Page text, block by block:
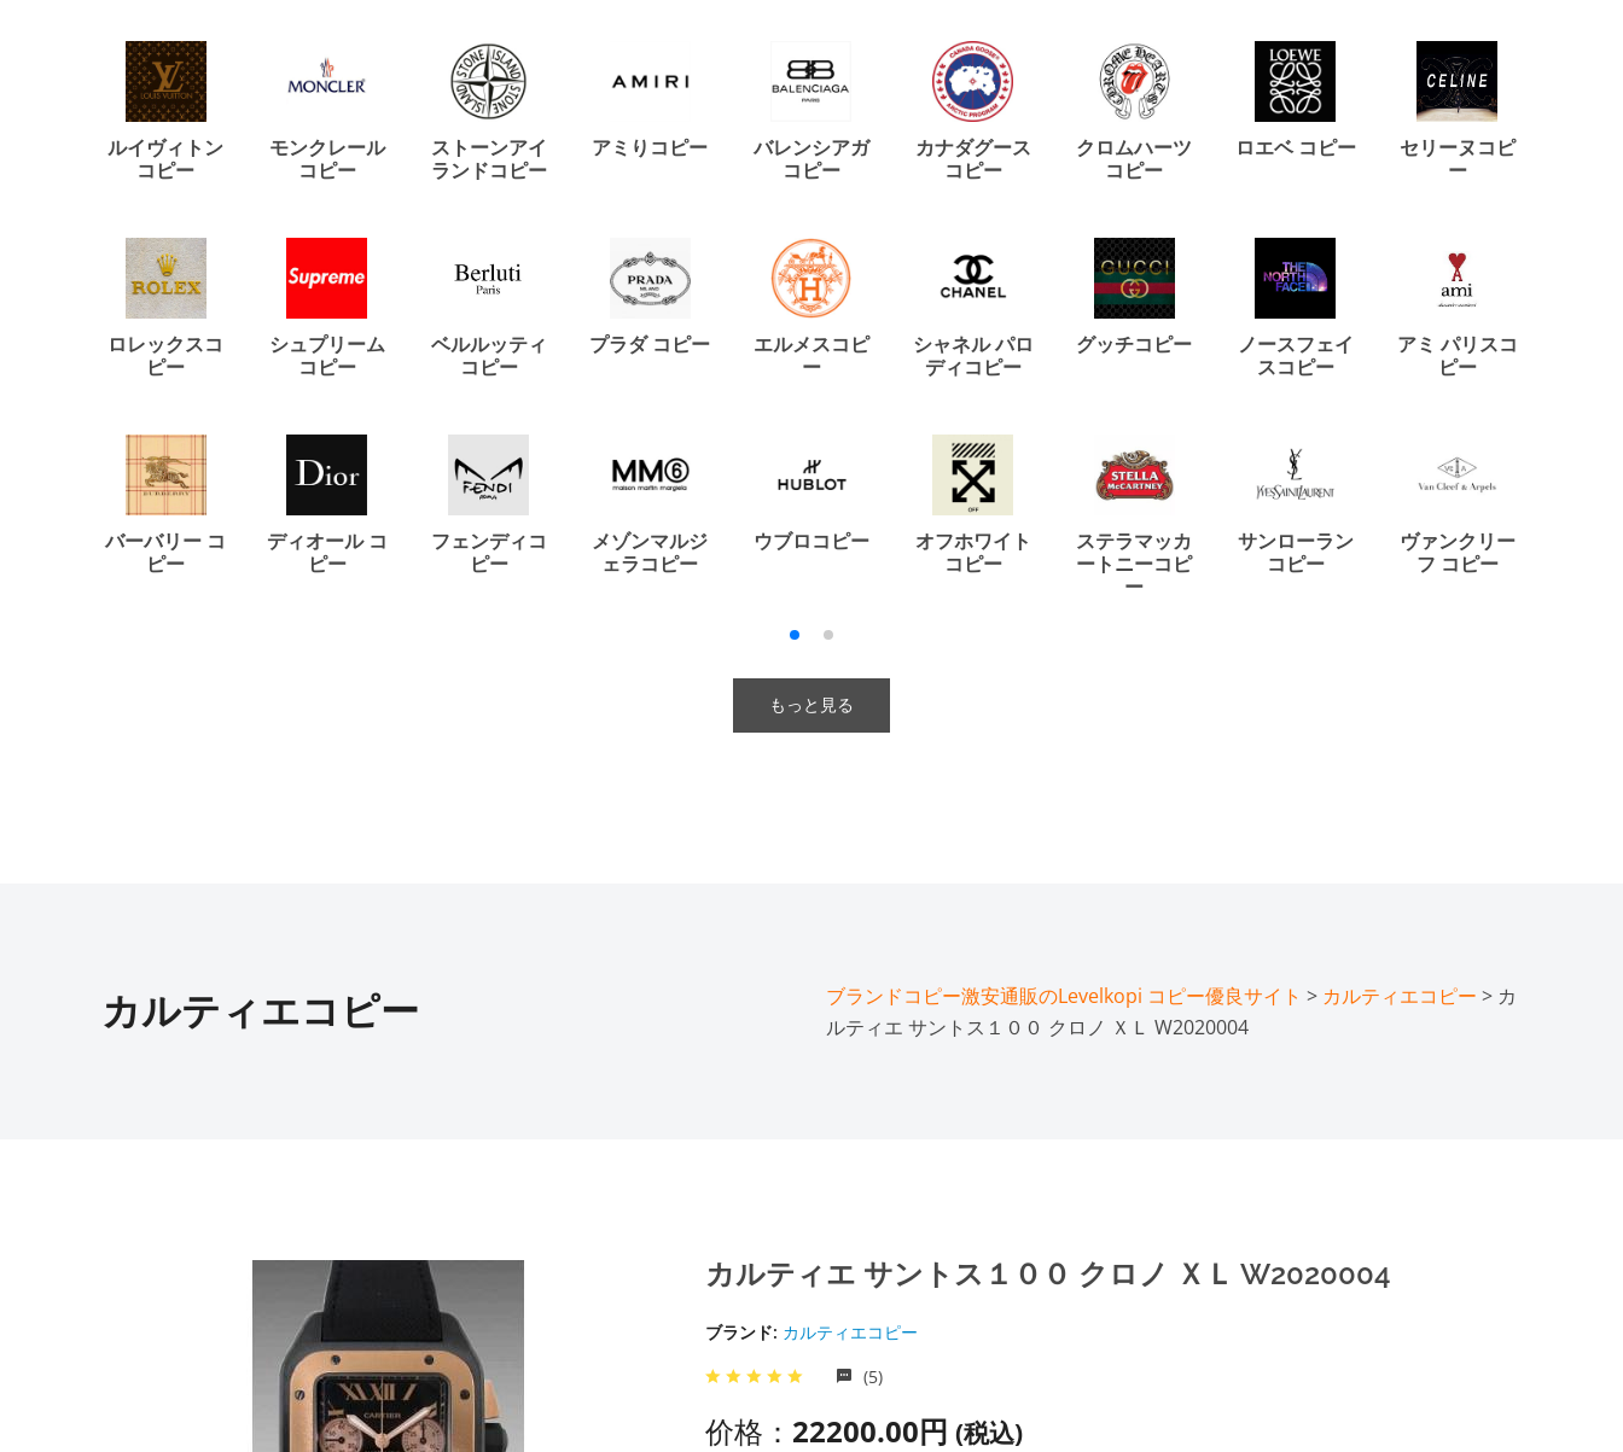
ルイヴィトン
コピー
モンクレール
コピー
ストーンアイ
ランドコピー
アミりコピー
バレンシアガ
コピー
カナダグース
コピー
クロムハーツ
コピー
ロエベ コピー
セリーヌコピ
ー
ロレックスコ
ピー
シュプリーム
コピー
ベルルッティ
コピー
プラダ コピー
エルメスコピ
ー
シャネル パロ
ディコピー
グッチコピー
ノースフェイ
スコピー
アミ パリスコ
ピー
バーバリー コ
ピー
ディオール コ
ピー
フェンディコ
ピー
メゾンマルジ
ェラコピー
ウブロコピー
オフホワイト
コピー
ステラマッカ
ートニーコピ
ー
サンローラン
コピー
ヴァンクリー
フ コピー
もっと見る
カルティエコピー ブランドコピー激安通販のLevelkopi コピー優良サイト > カルティエコピー > カ
ルティエ サントス１００ クロノ ＸＬ W2020004
カルティエ サントス１００ クロノ ＸＬ W2020004
ブランド: カルティエコピー
(5)
价格： 22200.00円 (税込)